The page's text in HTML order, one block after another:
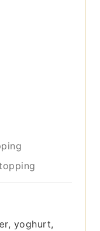
yoghurt,